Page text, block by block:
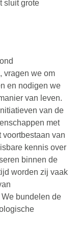
sluit grote
vragen we om
en nodigen we
van leven.
van de
met
van
kennis over
binnen de
worden zij vaak
bundelen de